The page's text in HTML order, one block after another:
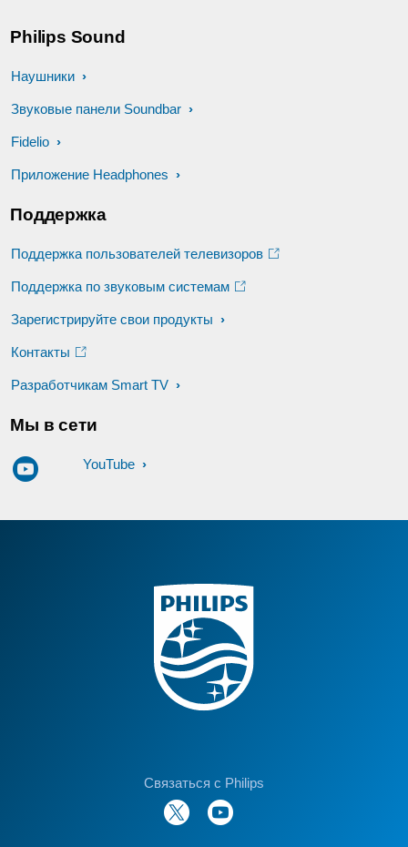
Philips Sound
Наушники
Звуковые панели Soundbar
Fidelio
Приложение Headphones
Поддержка
Поддержка пользователей телевизоров
Поддержка по звуковым системам
Зарегистрируйте свои продукты
Контакты
Разработчикам Smart TV
Мы в сети
YouTube
Связаться с Philips